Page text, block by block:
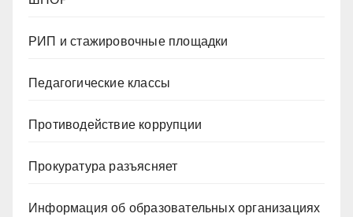
РИП и стажировочные площадки
Педагогические классы
Противодействие коррупции
Прокуратура разъясняет
Информация об образовательных организациях